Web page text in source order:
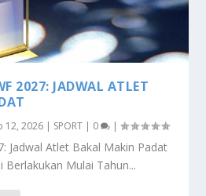
2027: JADWAL ATLET
12, 2026 | SPORT | 0 |
Jadwal Atlet Bakal Makin Padat
Berlakukan Mulai Tahun...